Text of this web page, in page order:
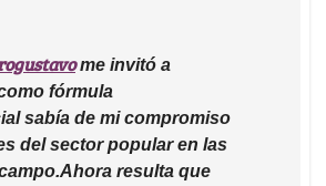
me invitó a
fórmula
sabía de mi compromiso
del sector popular en las
resulta que